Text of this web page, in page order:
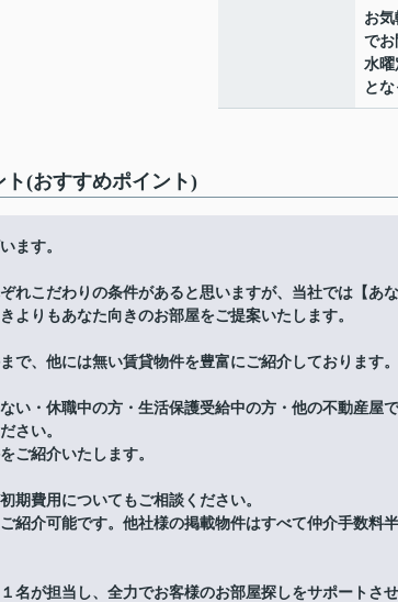
お
でお
水曜
とな
(おすすめポイント)
ます。
れこだわりの条件があると思いますが、当社では【あ
よりもあなた向きのお部屋をご提案いたします。
で、他には無い賃貸物件を豊富にご紹介しております。
い・休職中の方・生活保護受給中の方・他の不動産屋
さい。
ご紹介いたします。
期費用についてもご相談ください。
紹介可能です。他社様の掲載物件はすべて仲介手数料
名が担当し、全力でお客様のお部屋探しをサポートさせ